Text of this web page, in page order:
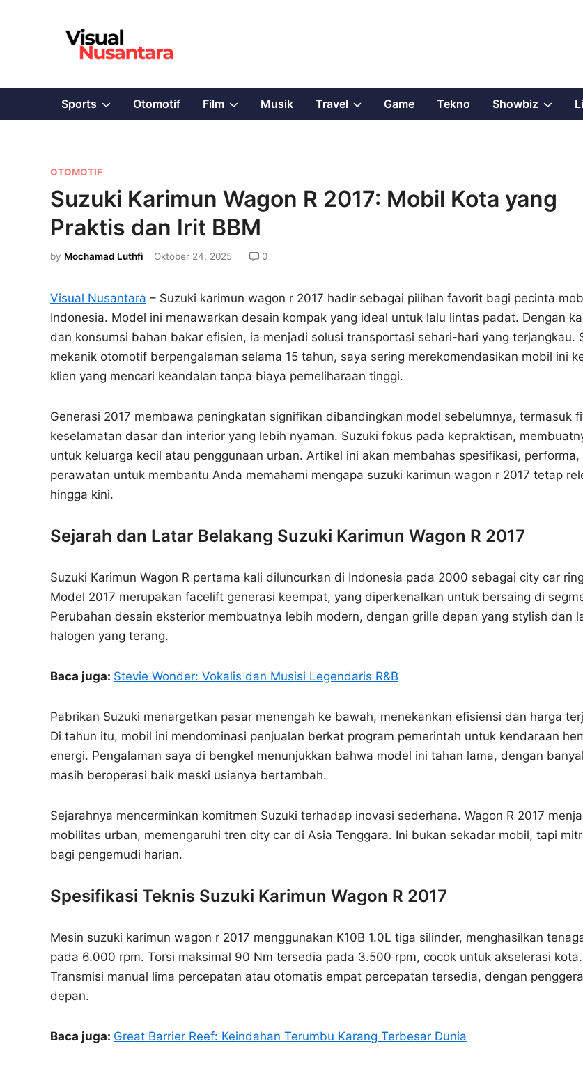
Sports ShowOtomotif Film ShowMusik Travel ShowGame Tekno Showbiz Show
P
o
s
n
OTOMOTIF
Suzuki Karimun Wagon R 2017: Mobil Kota yang
Praktis dan Irit BBM
by Mochamad Luthfi Oktober 24, 2025 0
Visual Nusantara – Suzuki karimun wagon r 2017 hadir sebagai pilihan favorit bagi pecinta
Indonesia. Model ini menawarkan desain kompak yang ideal untuk lalu lintas padat. Dengan
dan konsumsi bahan bakar efisien, ia menjadi solusi transportasi sehari-hari yang terjangkau.
mekanik otomotif berpengalaman selama 15 tahun, saya sering merekomendasikan mobil ini
klien yang mencari keandalan tanpa biaya pemeliharaan tinggi.
Generasi 2017 membawa peningkatan signifikan dibandingkan model sebelumnya, termasuk
keselamatan dasar dan interior yang lebih nyaman. Suzuki fokus pada kepraktisan,
untuk keluarga kecil atau penggunaan urban. Artikel ini akan membahas spesifikasi, performa,
perawatan untuk membantu Anda memahami mengapa suzuki karimun wagon r 2017 tetap
hingga kini.
Sejarah dan Latar Belakang Suzuki Karimun Wagon R 2017
Suzuki Karimun Wagon R pertama kali diluncurkan di Indonesia pada 2000 sebagai city car
Model 2017 merupakan facelift generasi keempat, yang diperkenalkan untuk bersaing di
Perubahan desain eksterior membuatnya lebih modern, dengan grille depan yang stylish dan
halogen yang terang.
Baca juga: Stevie Wonder: Vokalis dan Musisi Legendaris R&B
Pabrikan Suzuki menargetkan pasar menengah ke bawah, menekankan efisiensi dan harga
Di tahun itu, mobil ini mendominasi penjualan berkat program pemerintah untuk kendaraan
energi. Pengalaman saya di bengkel menunjukkan bahwa model ini tahan lama, dengan
masih beroperasi baik meski usianya bertambah.
Sejarahnya mencerminkan komitmen Suzuki terhadap inovasi sederhana. Wagon R 2017
mobilitas urban, memengaruhi tren city car di Asia Tenggara. Ini bukan sekadar mobil, tapi
bagi pengemudi harian.
Spesifikasi Teknis Suzuki Karimun Wagon R 2017
Mesin suzuki karimun wagon r 2017 menggunakan K10B 1.0L tiga silinder, menghasilkan
pada 6.000 rpm. Torsi maksimal 90 Nm tersedia pada 3.500 rpm, cocok untuk akselerasi kota.
Transmisi manual lima percepatan atau otomatis empat percepatan tersedia, dengan
depan.
Baca juga: Great Barrier Reef: Keindahan Terumbu Karang Terbesar Dunia